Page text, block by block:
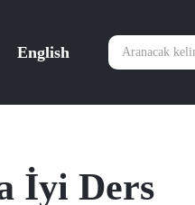
English
İyi Ders